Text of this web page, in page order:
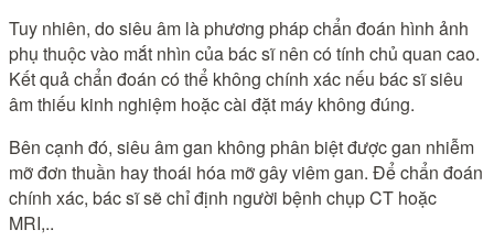
Tuy nhiên, do siêu âm là phương pháp chẩn đoán hình ảnh
phụ thuộc vào mắt nhìn của bác sĩ nên có tính chủ quan cao.
Kết quả chẩn đoán có thể không chính xác nếu bác sĩ siêu
âm thiếu kinh nghiệm hoặc cài đặt máy không đúng.
Bên cạnh đó, siêu âm gan không phân biệt được gan nhiễm
mỡ đơn thuần hay thoái hóa mỡ gây viêm gan. Để chẩn đoán
chính xác, bác sĩ sẽ chỉ định người bệnh chụp CT hoặc
MRI,..